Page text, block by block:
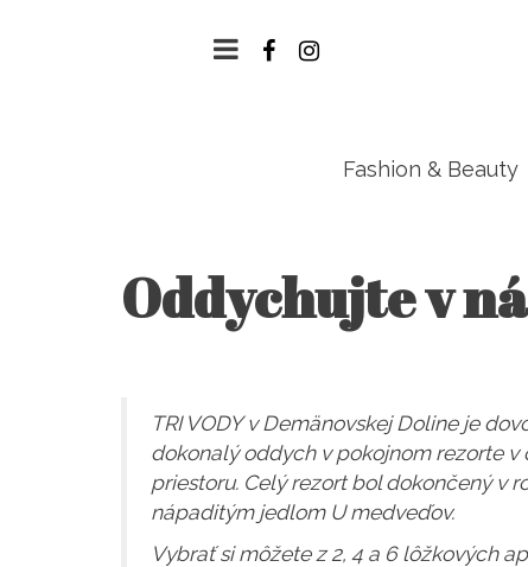
Fashion & Beauty
Oddychujte v
TRI VODY v Demänovskej Doline je
dokonalý oddych v pokojnom rezorte
priestoru. Celý rezort bol dokončený v
nápaditým jedlom U medveďov.
Vybrať si môžete z 2, 4 a 6 lôžkových